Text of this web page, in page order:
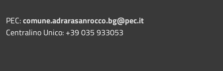
PEC:comune.adrarasanrocco.bg@pec.it
Centralino Unico: +39 035 933053